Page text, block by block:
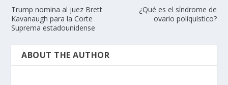
Trump nomina al juez Brett
Kavanaugh para la Corte
Suprema estadounidense
¿Qué es el síndrome de
ovario poliquístico?
ABOUT THE AUTHOR